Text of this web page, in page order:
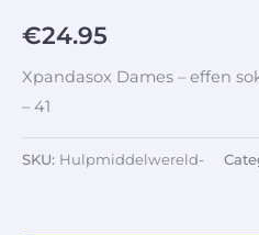
€24.95
Xpandasox Dames – effen
– 41
SKU: Hulpmiddelwereld-